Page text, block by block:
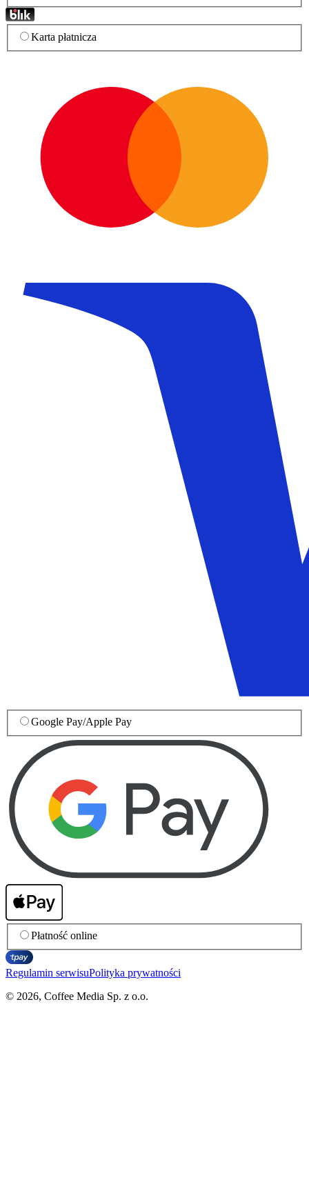
Karta płatnicza
Google Pay/Apple Pay
Płatność online
Regulamin serwisuPolityka prywatności
© 2026, Coffee Media Sp. z o.o.